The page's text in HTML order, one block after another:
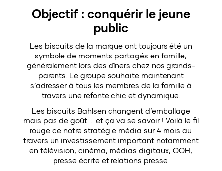
Objectif : conquérir le jeune
public
Les biscuits de la marque ont toujours été un
symbole de moments partagés en famille,
généralement lors des dîners chez nos grands-
parents. Le groupe souhaite maintenant
s’adresser à tous les membres de la famille à
travers une refonte chic et dynamique.
Les biscuits Bahlsen changent d’emballage
mais pas de goût … et ça va se savoir ! Voilà le fil
rouge de notre stratégie média sur 4 mois au
travers un investissement important notamment
en télévision, cinéma, médias digitaux, OOH,
presse écrite et relations presse.